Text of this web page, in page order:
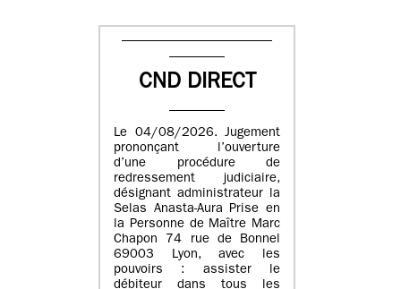
CND DIRECT
Le 04/08/2026. Jugement
prononçant l’ouverture
d’une procédure de
redressement judiciaire,
désignant administrateur la
Selas Anasta-Aura Prise en
la Personne de Maître Marc
Chapon 74 rue de Bonnel
69003 Lyon, avec les
pouvoirs : assister le
débiteur dans tous les